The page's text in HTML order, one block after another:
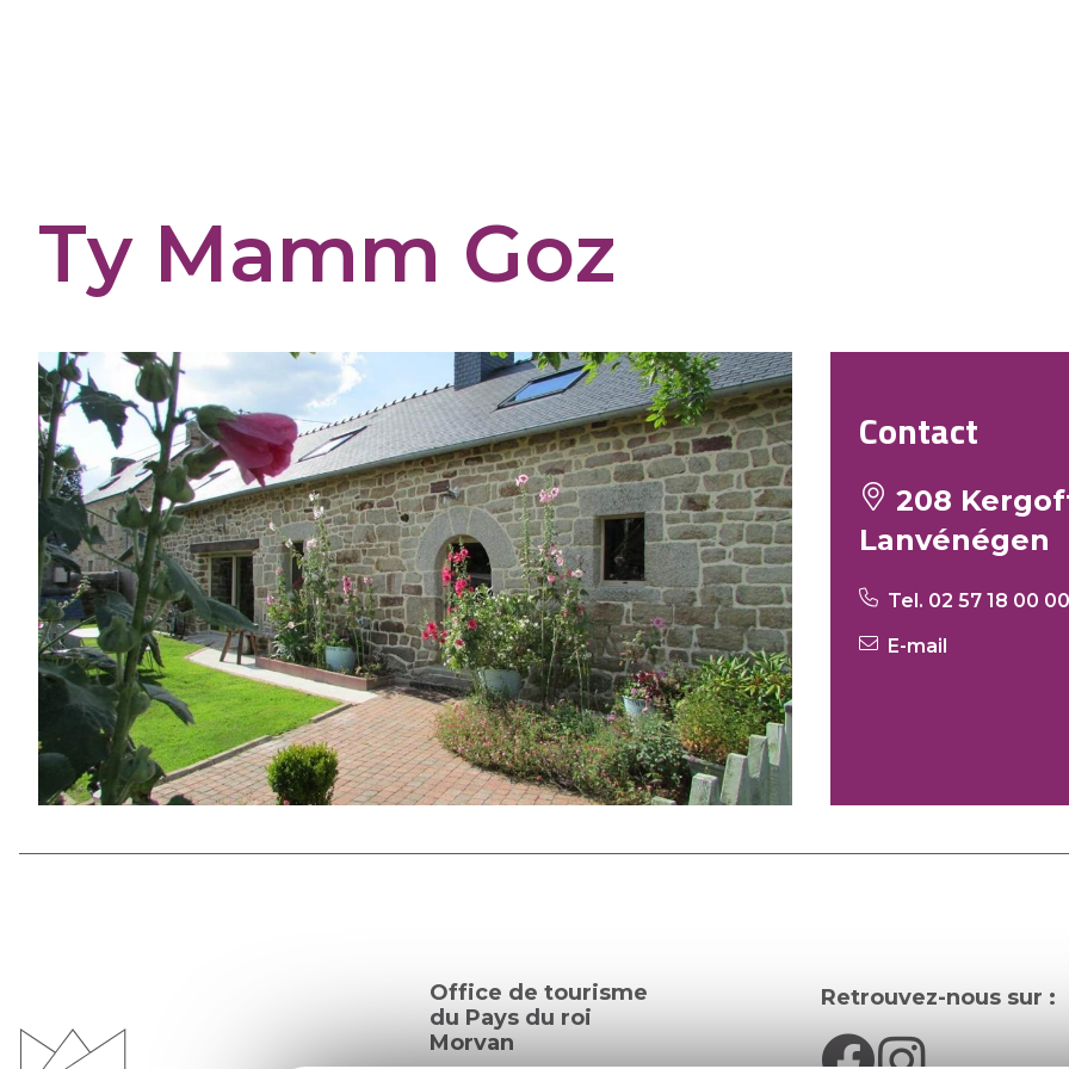
Ty Mamm Goz
Contact
208
Lanvénégen
Tel. 02 57 18 00 00
E-mail
Office de tourisme
du Pays du roi
Morvan
Retrouvez-nous sur :